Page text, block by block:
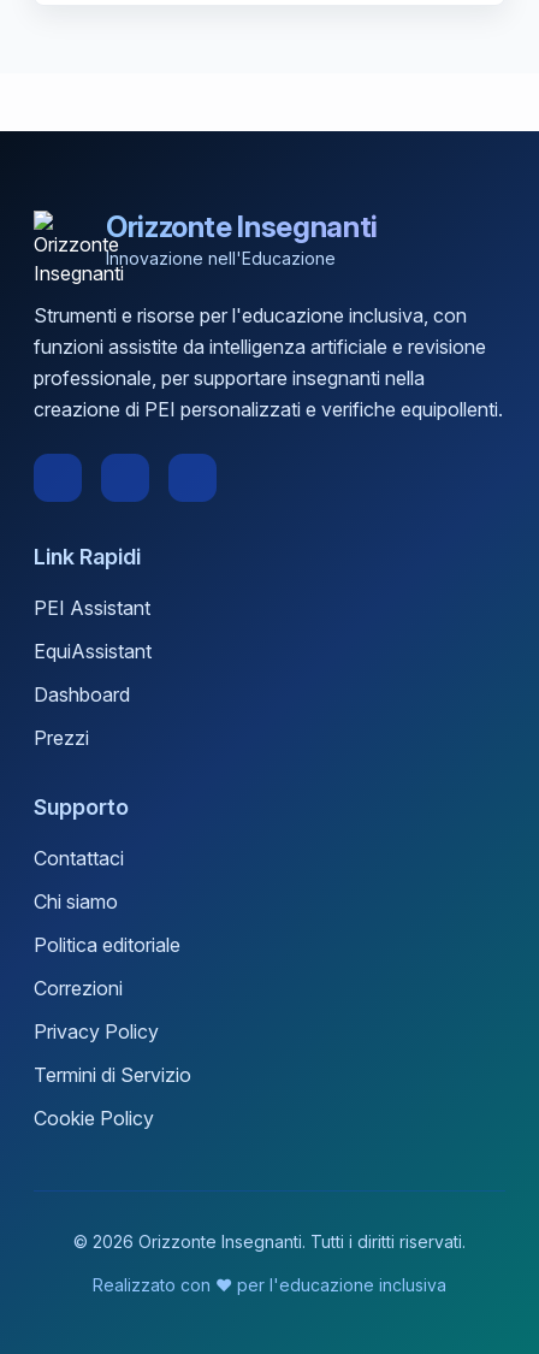
Orizzonte Insegnanti
Innovazione nell'Educazione
Strumenti e risorse per l'educazione inclusiva, con
funzioni assistite da intelligenza artificiale e revisione
professionale, per supportare insegnanti nella
creazione di PEI personalizzati e verifiche equipollenti.
Link Rapidi
PEI Assistant
EquiAssistant
Dashboard
Prezzi
Supporto
Contattaci
Chi siamo
Politica editoriale
Correzioni
Privacy Policy
Termini di Servizio
Cookie Policy
© 2026 Orizzonte Insegnanti. Tutti i diritti riservati.
Realizzato con ❤️ per l'educazione inclusiva